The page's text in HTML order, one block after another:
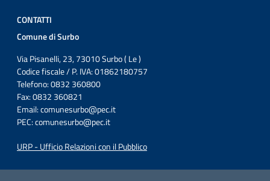
CONTATTI
Comune di Surbo
Via Pisanelli, 23, 73010 Surbo ( Le )
Codice fiscale / P. IVA: 01862180757
Telefono: 0832 360800
Fax: 0832 360821
Email:comunesurbo@pec.it
PEC:comunesurbo@pec.it
URP - Ufficio Relazioni con il Pubblico